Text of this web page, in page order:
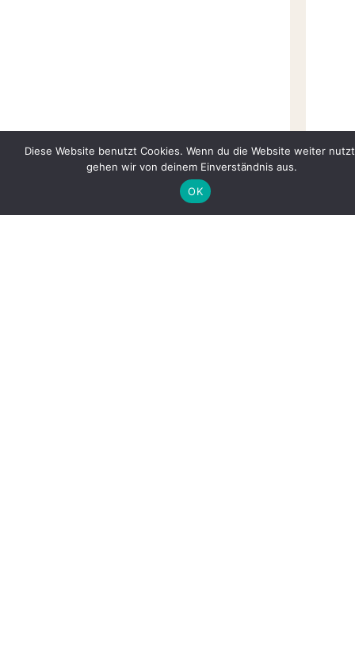
Diese Website benutzt Cookies. Wenn du die Website weiter
gehen wir von deinem Einverständnis aus.
OK